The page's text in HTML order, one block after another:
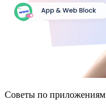
Советы по приложениям